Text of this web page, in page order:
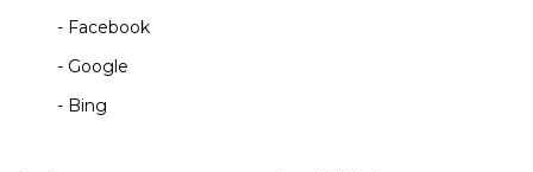
- Facebook
- Google
- Bing